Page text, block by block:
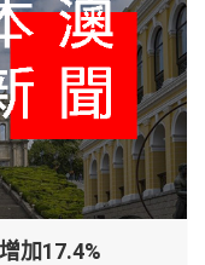
加17.4%